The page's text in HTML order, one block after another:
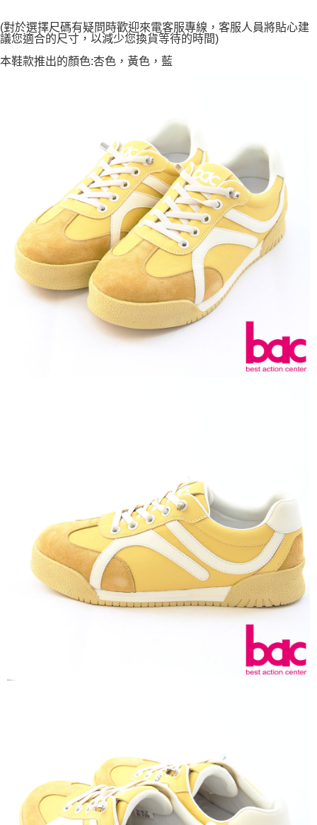
(對於選擇尺碼有疑問時歡迎來電客服專線，客服人員將貼心建
議您適合的尺寸，以減少您換貨等待的時間)
本鞋款推出的顏色:杏色，黃色，藍